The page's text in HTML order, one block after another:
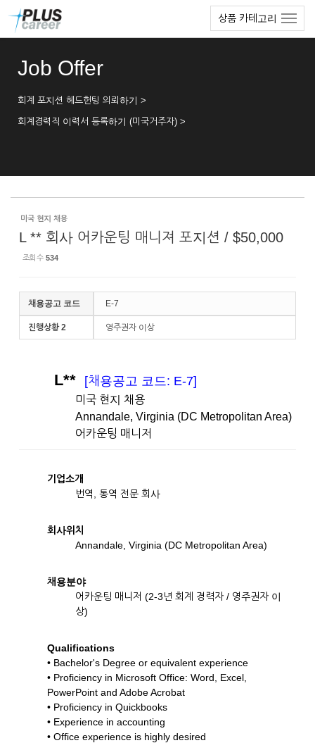
상품 카테고리
Job Offer
회계 포지션 헤드헌팅 의뢰하기 >
회계경력직 이력서 등록하기 (미국거주자) >
미국 현지 채용
L ** 회사 어카운팅 매니져 포지션 / $50,000
조회 수 534
채용공고 코드 E-7
진행상황 2 영주권자 이상
L** [채용공고 코드: E-7]
미국 현지 채용
Annandale, Virginia (DC Metropolitan Area)
어카운팅 매니저
기업소개
번역, 통역 전문 회사
회사위치
Annandale, Virginia (DC Metropolitan Area)
채용분야
어카운팅 매니저 (2-3년 회계 경력자 / 영주권자 이
상)
Qualifications
• Bachelor's Degree or equivalent experience
• Proficiency in Microsoft Office: Word, Excel,
PowerPoint and Adobe Acrobat
• Proficiency in Quickbooks
• Experience in accounting
• Office experience is highly desired